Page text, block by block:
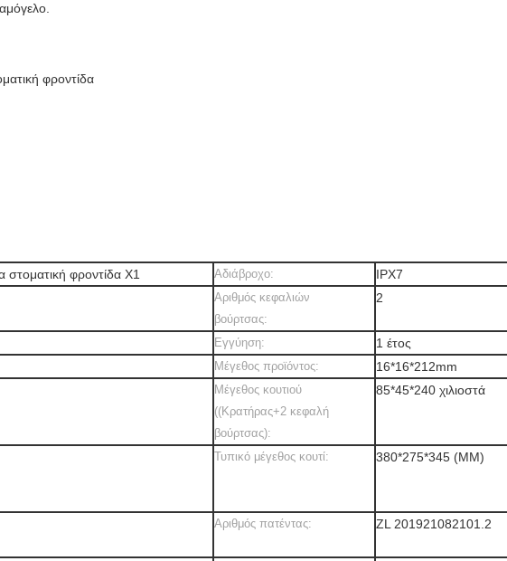
φροντίδα
στοματική φροντίδα X1 Αδιάβροχο: IPX7
Αριθμός κεφαλιών
βούρτσας:
2
Εγγύηση: 1 έτος
Μέγεθος προϊόντος: 16*16*212mm
Μέγεθος κουτιού
((Κρατήρας+2 κεφαλή
βούρτσας):
85*45*240 χιλιοστά
Τυπικό μέγεθος κουτί: 380*275*345 (MM)
Αριθμός πατέντας: ZL 201921082101.2